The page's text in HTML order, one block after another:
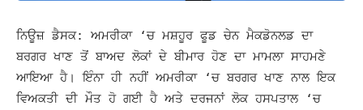
ਨਿਊਜ਼ ਡੈਸਕ: ਅਮਰੀਕਾ ‘ਚ ਮਸ਼ਹੂਰ ਫੂਡ ਚੇਨ ਮੈਕਡੋਨਲਡ ਦਾ
ਬਰਗਰ ਖਾਣ ਤੋਂ ਬਾਅਦ ਲੋਕਾਂ ਦੇ ਬੀਮਾਰ ਹੋਣ ਦਾ ਮਾਮਲਾ ਸਾਹਮਣੇ
ਆਇਆ ਹੈ। ਇੰਨਾ ਹੀ ਨਹੀਂ ਅਮਰੀਕਾ ‘ਚ ਬਰਗਰ ਖਾਣ ਨਾਲ ਇਕ
ਵਿਅਕਤੀ ਦੀ ਮੌਤ ਹੋ ਗਈ ਹੈ ਅਤੇ ਦਰਜਨਾਂ ਲੋਕ ਹਸਪਤਾਲ ‘ਚ